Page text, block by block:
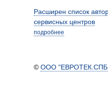
Расширен список
сервисных центров
подробнее
© ООО